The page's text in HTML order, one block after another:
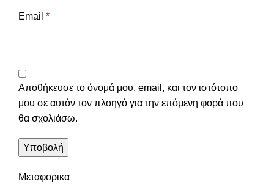
Email *
Αποθήκευσε το όνομά μου, email, και τον ιστότοπο
μου σε αυτόν τον πλοηγό για την επόμενη φορά που
θα σχολιάσω.
Μεταφορικα